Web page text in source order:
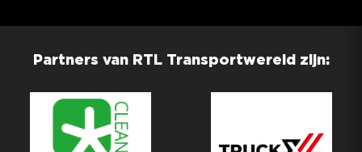
Partners van RTL Transportwereld zijn: